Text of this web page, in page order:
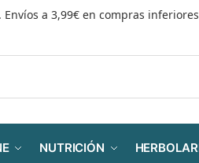
a 3,99€ en compras
NUTRICIÓN